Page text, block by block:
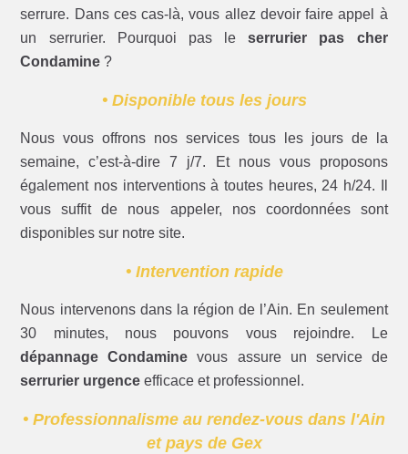
serrure. Dans ces cas-là, vous allez devoir faire appel à
un serrurier. Pourquoi pas leserrurier pas cher
Condamine ?
• Disponible tous les jours
Nous vous offrons nos services tous les jours de la
semaine, c’est-à-dire 7 j/7. Et nous vous proposons
également nos interventions à toutes heures, 24 h/24. Il
vous suffit de nous appeler, nos coordonnées sont
disponibles sur notre site.
• Intervention rapide
Nous intervenons dans la région de l’Ain. En seulement
30 minutes, nous pouvons vous rejoindre. Le
dépannage Condamine vous assure un service de
serrurier urgence efficace et professionnel.
• Professionnalisme au rendez-vous dans l'Ain
et pays de Gex